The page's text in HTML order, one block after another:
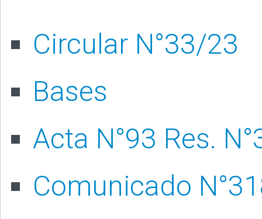
Circular N°33/23
Bases
Acta N°93 Res.
Comunicado